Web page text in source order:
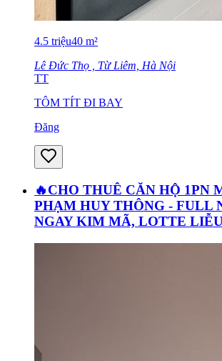
4.5 triệu40 m²
Lê Đức Thọ , Từ Liêm, Hà Nội
TT
TÔM TÍT ĐI BAY
Đăng
🔥CHO THUÊ CĂN HỘ 1PN
PHẠM HUY THÔNG - FULL
NGAY KIM MÃ, LOTTE